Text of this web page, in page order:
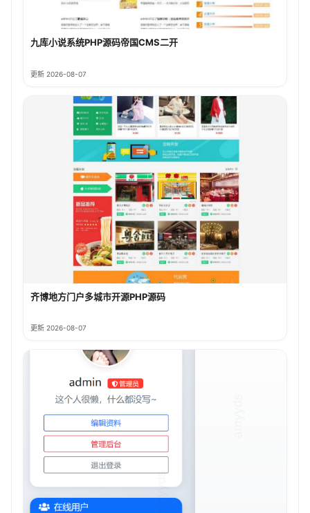
九库小说系统PHP源码帝国CMS二开
更新 2026-08-07
齐博地方门户多城市开源PHP源码
更新 2026-08-07